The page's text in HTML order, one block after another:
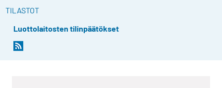
TILASTOT
Luottolaitosten tilinpäätökset